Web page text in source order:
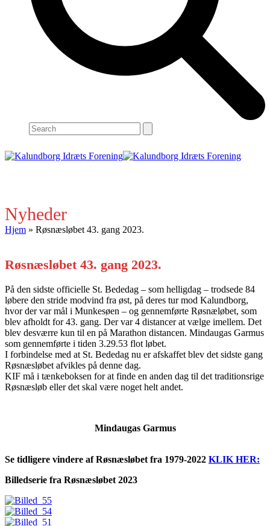
Search
Nyheder
Hjem » Røsnæsløbet 43. gang 2023.
Røsnæsløbet 43. gang 2023.
På den sidste officielle St. Bededag – som helligdag – trodsede 84
løbere den stride modvind fra øst, på deres tur mod Kalundborg,
hvor der var mål i Munkesøen – og gennemførte Røsnæløbet, som
blev afholdt for 43. gang. Der var 4 distancer at vælge imellem. Det
blev desværre kun til en på Marathon distancen. Mindaugas Garmus
som gennemførte i tiden 3.29.53 flot løbet.
I forbindelse med at St. Bededag nu er afskaffet blev det sidste gang
Røsnæsløbet afvikles på denne dag.
KIF må i tænkeboksen for at finde en anden dag til det traditionsrige
Røsnæsløb eller det skal være noget helt andet.
Mindaugas Garmus
Se tidligere vindere af Røsnæsløbet fra 1979-2022 KLIK HER:
Billedserie fra Røsnæsløbet 2023